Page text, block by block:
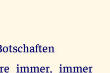
immer, immer